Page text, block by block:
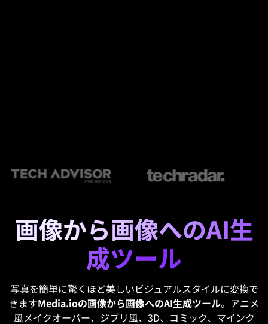
画像から画像へのAI生
成ツール
写真を簡単に驚くほど美しいビジュアルスタイルに変換で
きますMedia.ioの画像から画像へのAI生成ツール。アニメ
風メイクオーバー、ジブリ風、3D、コミック、マインク